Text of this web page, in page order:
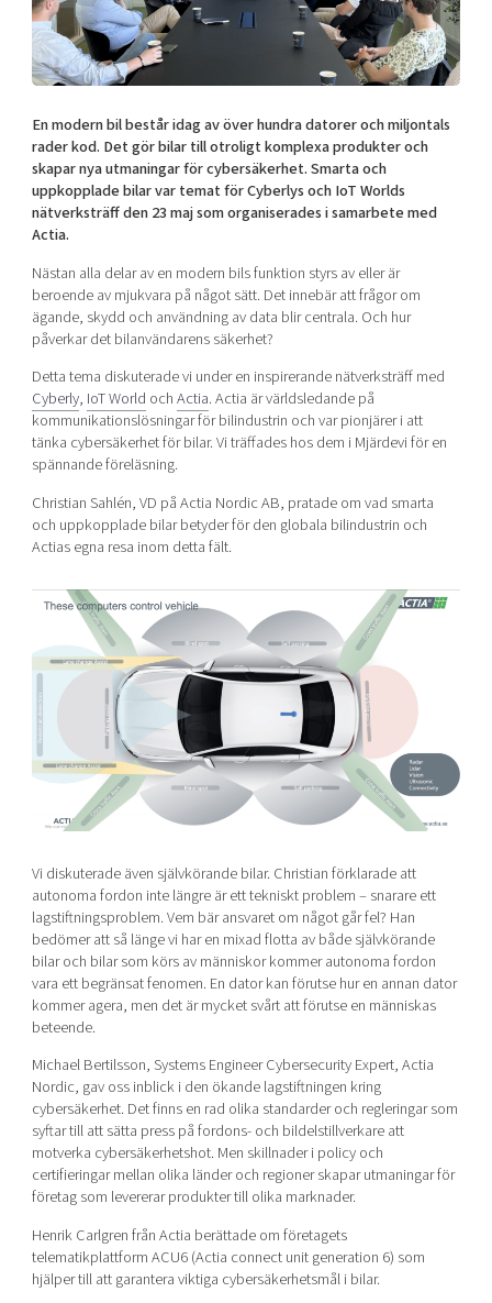
Shaping cities and regions
East Sweden Tech Women
Reversed mentorship
Current offers and activities
Upscaling
Talent & skills
Startup & industry collaboration
Offers to boost your business
Funding opportunities
Our community of companies
Projects
Publications
Project toolbox
Our clusters
Reach out to us
Locations
Today's lunch in Mjärdevi
En modern bil består idag av över hundra datorer och miljontals
rader kod. Det gör bilar till otroligt komplexa produkter och
skapar nya utmaningar för cybersäkerhet. Smarta och
uppkopplade bilar var temat för Cyberlys och IoT Worlds
nätverksträff den 23 maj som organiserades i samarbete med
Actia.
Nästan alla delar av en modern bils funktion styrs av eller är
beroende av mjukvara på något sätt. Det innebär att frågor om
ägande, skydd och användning av data blir centrala. Och hur
påverkar det bilanvändarens säkerhet?
Detta tema diskuterade vi under en inspirerande nätverksträff med
Cyberly, IoT World ochActia.Actia är världsledande på
kommunikationslösningar för bilindustrin och var pionjärer i att
tänka cybersäkerhet för bilar. Vi träffades hos dem i Mjärdevi för en
spännande föreläsning.
Christian Sahlén, VD påActia Nordic AB, pratade om vad smarta
och uppkopplade bilar betyder för den globala bilindustrin och
Actias egna resa inom detta fält.
Vi diskuterade även självkörande bilar. Christian förklarade att
autonoma fordon inte längre är ett tekniskt problem – snarare ett
lagstiftningsproblem. Vem bär ansvaret om något går fel? Han
bedömer att så länge vi har en mixad flotta av både självkörande
bilar och bilar som körs av människor kommer autonoma fordon
vara ett begränsat fenomen. En dator kan förutse hur en annan dator
kommer agera, men det är mycket svårt att förutse en människas
beteende.
Michael Bertilsson, Systems Engineer Cybersecurity Expert, Actia
Nordic, gav oss inblick i den ökande lagstiftningen kring
cybersäkerhet. Det finns en rad olika standarder och regleringar som
syftar till att sätta press på fordons- och bildelstillverkare att
motverka cybersäkerhetshot. Men skillnader i policy och
certifieringar mellan olika länder och regioner skapar utmaningar för
företag som levererar produkter till olika marknader.
Henrik Carlgren från Actia berättade om företagets
telematikplattformACU6 (Actia connect unit generation 6) som
hjälper till att garantera viktiga cybersäkerhetsmål i bilar.